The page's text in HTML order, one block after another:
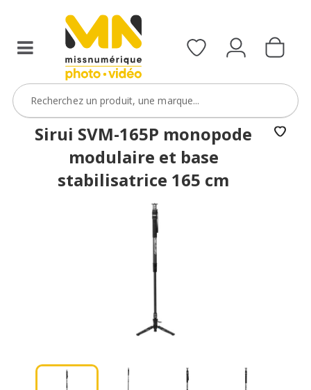
Sirui SVM-165P monopode
modulaire et base
stabilisatrice 165 cm